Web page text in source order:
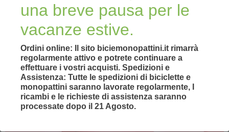
una breve pausa per le
vacanze estive.
Ordini online: Il sito biciemonopattini.it rimarrà
regolarmente attivo e potrete continuare a
effettuare i vostri acquisti. Spedizioni e
Assistenza: Tutte le spedizioni di biciclette e
monopattini saranno lavorate regolarmente, I
ricambi e le richieste di assistenza saranno
processate dopo il 21 Agosto.